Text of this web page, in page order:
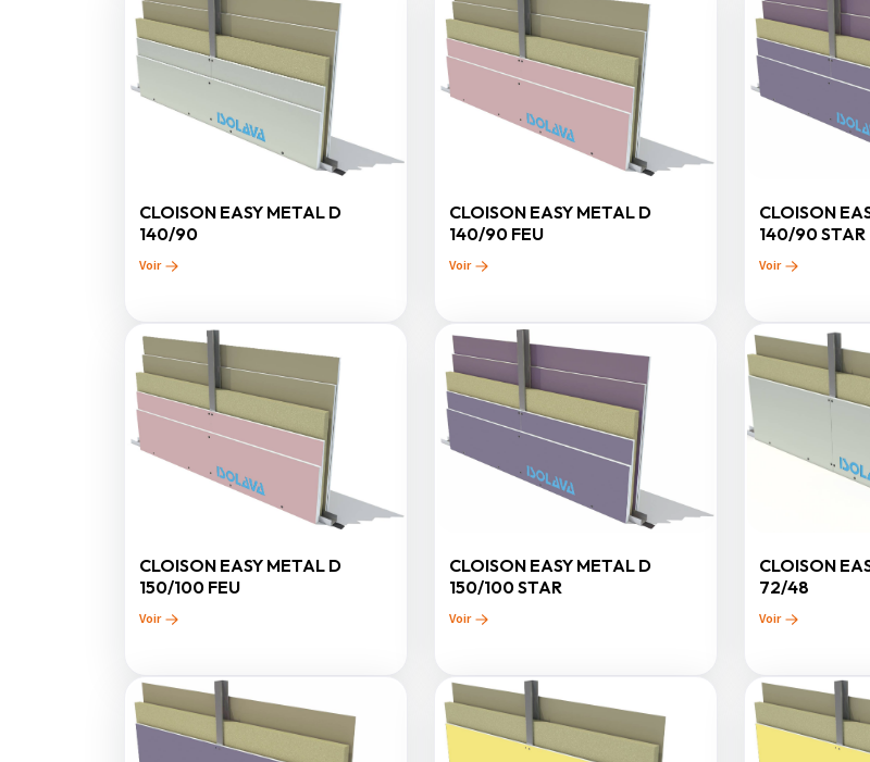
CLOISON EASY METAL D
140/90
Voir
CLOISON EASY METAL D
140/90 FEU
Voir
CLOISON
140/90 STAR
Voir
CLOISON EASY METAL D
150/100 FEU
Voir
CLOISON EASY METAL D
150/100 STAR
Voir
CLOISON
72/48
Voir